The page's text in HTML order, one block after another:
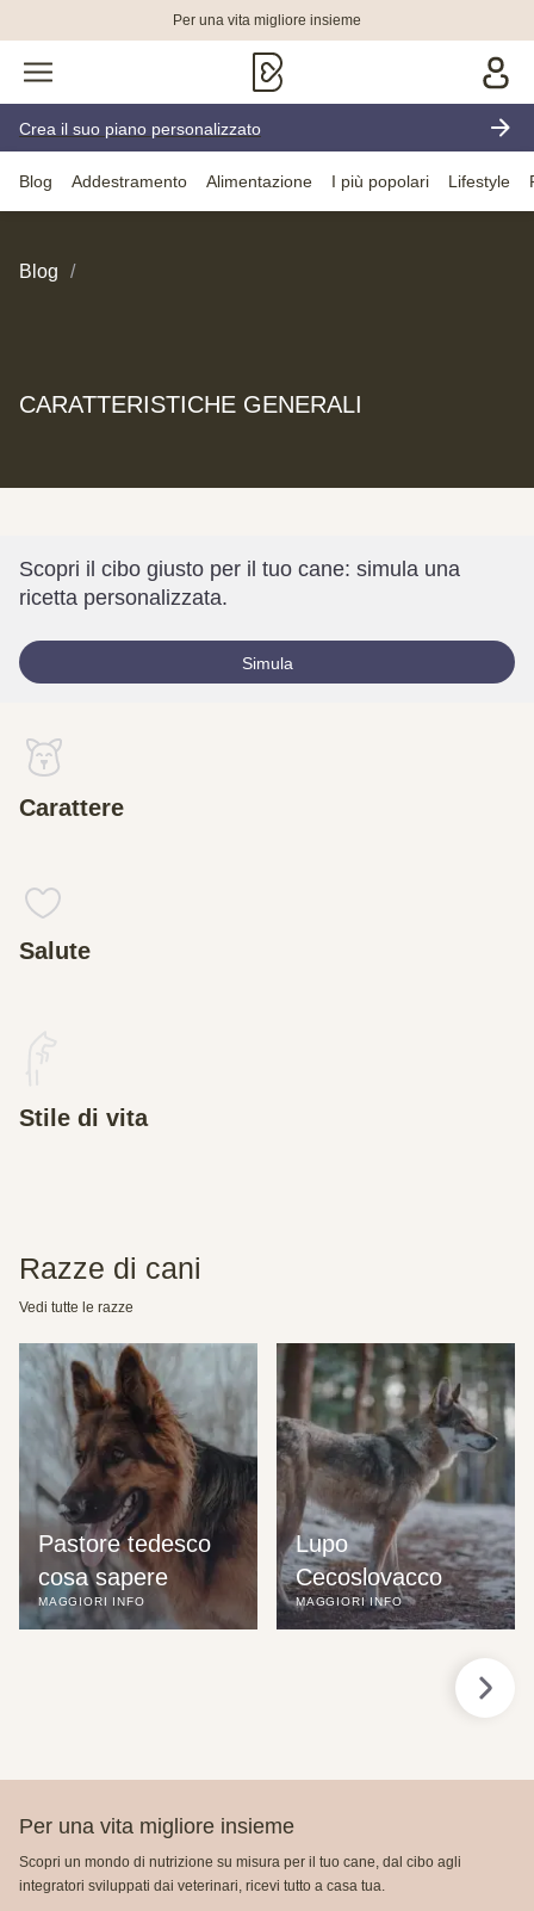
Per una vita migliore insieme
Crea il suo piano personalizzato
Blog Addestramento Alimentazione I più popolari Lifestyle
Blog
CARATTERISTICHE GENERALI
Scopri il cibo giusto per il tuo cane: simula una
ricetta personalizzata.
Simula
Carattere
Salute
Stile di vita
Razze di cani
Vedi tutte le razze
Pastore tedesco
cosa sapere
MAGGIORI INFO
Lupo
Cecoslovacco
MAGGIORI INFO
Per una vita migliore insieme
Scopri un mondo di nutrizione su misura per il tuo cane, dal cibo agli
integratori sviluppati dai veterinari, ricevi tutto a casa tua.